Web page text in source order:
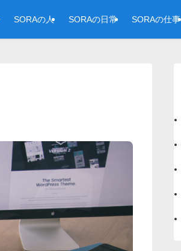
SORAの人 SORAの日常 SORAの仕事